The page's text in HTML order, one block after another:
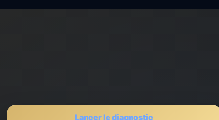
Lancer le diagnostic